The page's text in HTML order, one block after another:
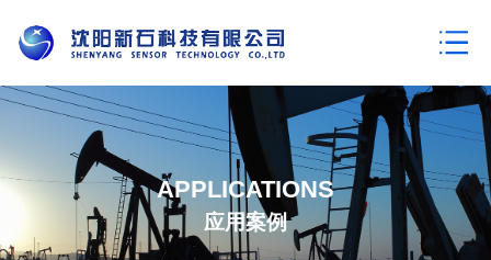
APPLICATIONS
应用案例